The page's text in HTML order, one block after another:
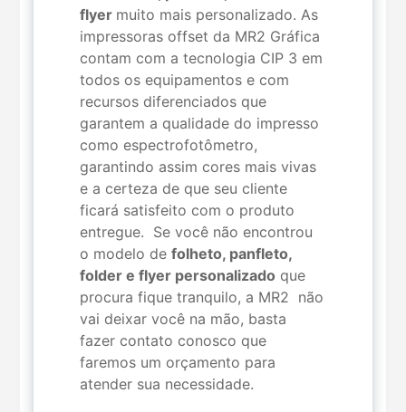
flyer muito mais personalizado. As
impressoras offset da MR2 Gráfica
contam com a tecnologia CIP 3 em
todos os equipamentos e com
recursos diferenciados que
garantem a qualidade do impresso
como espectrofotômetro,
garantindo assim cores mais vivas
e a certeza de que seu cliente
ficará satisfeito com o produto
entregue. Se você não encontrou
o modelo defolheto, panfleto,
folder e flyer personalizado que
procura fique tranquilo, a MR2 não
vai deixar você na mão, basta
fazer contato conosco que
faremos um orçamento para
atender sua necessidade.